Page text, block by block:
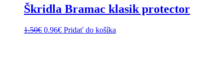
Škridla Bramac klasik protector
1.50€ Pôvodná
0.96€Aktuálna
Pridať do košíka